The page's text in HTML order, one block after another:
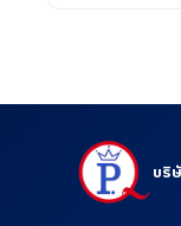
สาขาวิศวกรรมก
อัตโนมัติ และสาขา
วิศวกรรมการจัด
อุตสาหกรรม คณะ
บริ